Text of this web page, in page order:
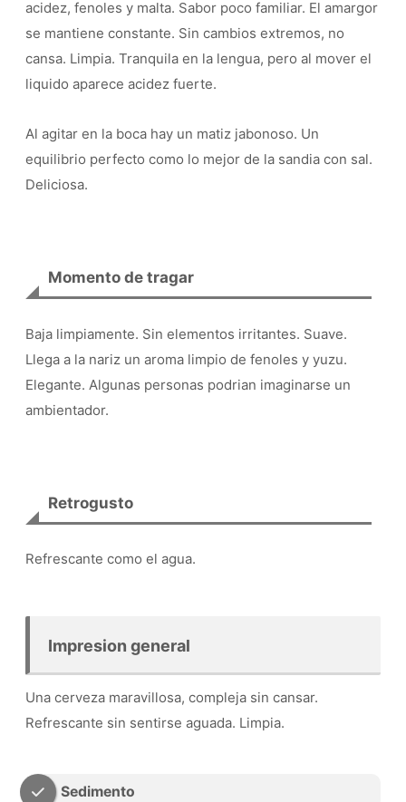
acidez, fenoles y malta. Sabor poco familiar. El amargor
se mantiene constante. Sin cambios extremos, no
cansa. Limpia. Tranquila en la lengua, pero al mover el
liquido aparece acidez fuerte.
Al agitar en la boca hay un matiz jabonoso. Un
equilibrio perfecto como lo mejor de la sandia con sal.
Deliciosa.
Momento de tragar
Baja limpiamente. Sin elementos irritantes. Suave.
Llega a la nariz un aroma limpio de fenoles y yuzu.
Elegante. Algunas personas podrian imaginarse un
ambientador.
Retrogusto
Refrescante como el agua.
Impresion general
Una cerveza maravillosa, compleja sin cansar.
Refrescante sin sentirse aguada. Limpia.
Sedimento